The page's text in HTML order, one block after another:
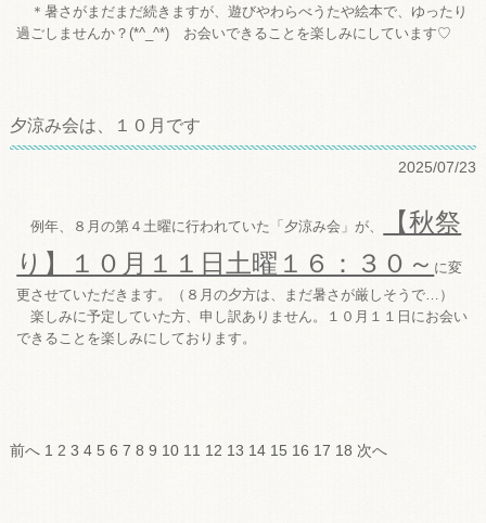
＊暑さがまだまだ続きますが、遊びやわらべうたや絵本で、ゆったり
過ごしませんか？(*^_^*) お会いできることを楽しみにしています♡
夕涼み会は、１０月です
2025/07/23
例年、８月の第４土曜に行われていた「夕涼み会」が、
【秋祭
り】１０月１１日土曜１６：３０～ に変
更させていただきます。（８月の夕方は、まだ暑さが厳しそうで…）
楽しみに予定していた方、申し訳ありません。１０月１１日にお会い
できることを楽しみにしております。
前へ 1 2 3 4 5 6 7 8 9 10 11 12 13 14 15 16 17 18 次へ